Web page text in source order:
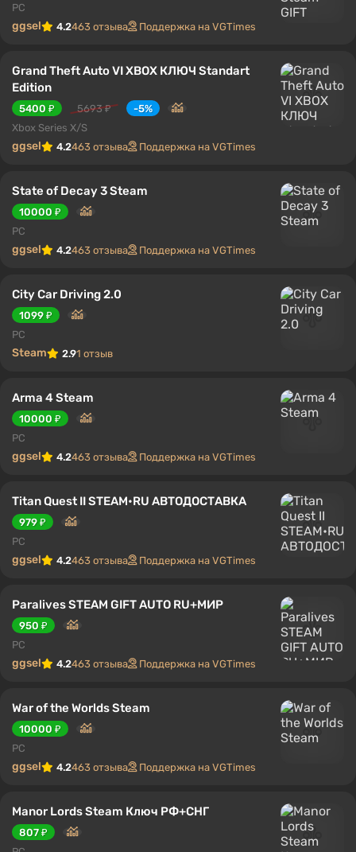
PC
ggsel 4.2463 отзыва Поддержка на VGTimes
Grand Theft Auto VI XBOX КЛЮЧ Standart
Edition
5400 ₽ 5693 ₽
-5%
Xbox Series X/S
ggsel 4.2463 отзыва Поддержка на VGTimes
State of Decay 3 Steam
10000 ₽
PC
ggsel 4.2463 отзыва Поддержка на VGTimes
City Car Driving 2.0
1099 ₽
PC
Steam 2.91 отзыв
Arma 4 Steam
10000 ₽
PC
ggsel 4.2463 отзыва Поддержка на VGTimes
Titan Quest II STEAM•RU АВТОДОСТАВКА
979 ₽
PC
ggsel 4.2463 отзыва Поддержка на VGTimes
Paralives STEAM GIFT AUTO RU+МИР
950 ₽
PC
ggsel 4.2463 отзыва Поддержка на VGTimes
War of the Worlds Steam
10000 ₽
PC
ggsel 4.2463 отзыва Поддержка на VGTimes
Manor Lords Steam Ключ РФ+СНГ
807 ₽